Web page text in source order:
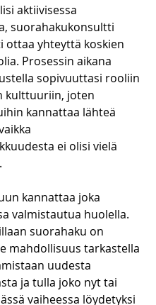
aktiivisessa
suorahakukonsultti
ottaa yhteyttä koskien
Prosessin aikana
sopivuuttasi rooliin
kulttuuriin, joten
kannattaa lähteä
ei olisi vielä
kannattaa joka
valmistautua huolella.
suorahaku on
mahdollisuus tarkastella
uudesta
ja tulla joko nyt tai
vaiheessa löydetyksi